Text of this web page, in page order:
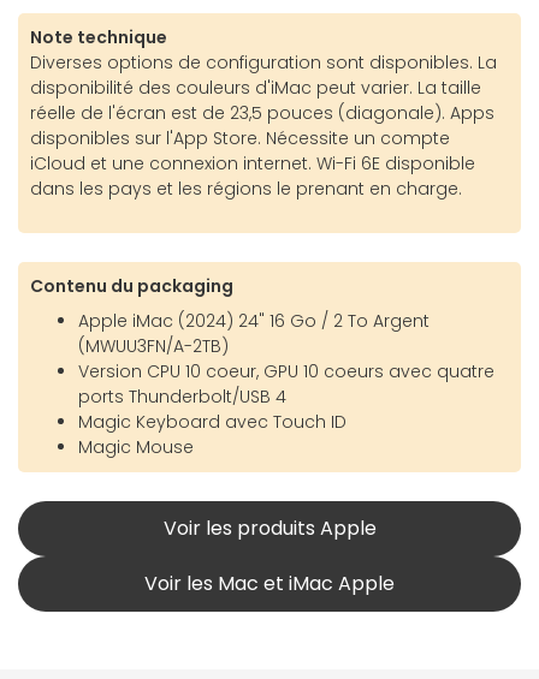
Note technique
Diverses options de configuration sont disponibles. La
disponibilité des couleurs d'iMac peut varier. La taille
réelle de l'écran est de 23,5 pouces (diagonale). Apps
disponibles sur l'App Store. Nécessite un compte
iCloud et une connexion internet. Wi-Fi 6E disponible
dans les pays et les régions le prenant en charge.
Contenu du packaging
Apple iMac (2024) 24" 16 Go / 2 To Argent
(MWUU3FN/A-2TB)
Version CPU 10 coeur, GPU 10 coeurs avec quatre
ports Thunderbolt/USB 4
Magic Keyboard avec Touch ID
Magic Mouse
Voir les produits Apple
Voir les Mac et iMac Apple